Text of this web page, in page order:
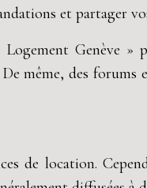
et partager
Genève »
même, des
de location.